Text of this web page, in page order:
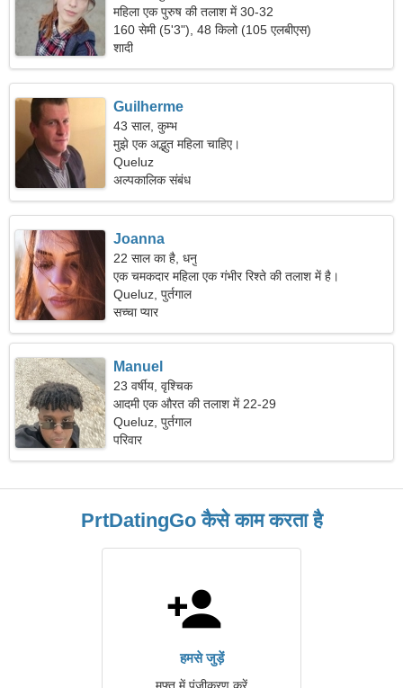
महिला एक पुरुष की तलाश में 30-32
160 सेमी (5'3"), 48 किलो (105 एलबीएस)
शादी
Guilherme
43 साल, कुम्भ
मुझे एक अद्भुत महिला चाहिए।
Queluz
अल्पकालिक संबंध
Joanna
22 साल का है, धनु
एक चमकदार महिला एक गंभीर रिश्ते की तलाश में है।
Queluz, पुर्तगाल
सच्चा प्यार
Manuel
23 वर्षीय, वृश्चिक
आदमी एक औरत की तलाश में 22-29
Queluz, पुर्तगाल
परिवार
PrtDatingGo कैसे काम करता है
हमसे जुड़ें